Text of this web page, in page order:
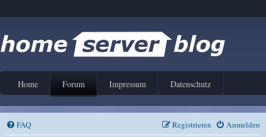
Home Forum Impressum Datenschutz
FAQ Anmelden
Registrieren